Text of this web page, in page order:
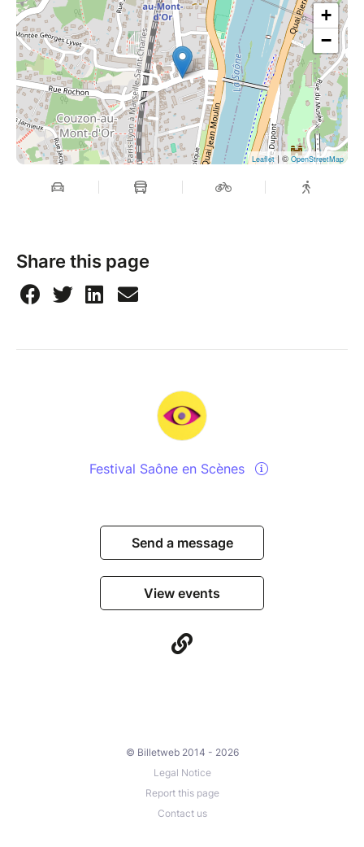
+
−
Leaflet | © OpenStreetMap
Share this page
Festival Saône en Scènes
Send a message
View events
© Billetweb 2014 - 2026
Legal Notice
Report this page
Contact us